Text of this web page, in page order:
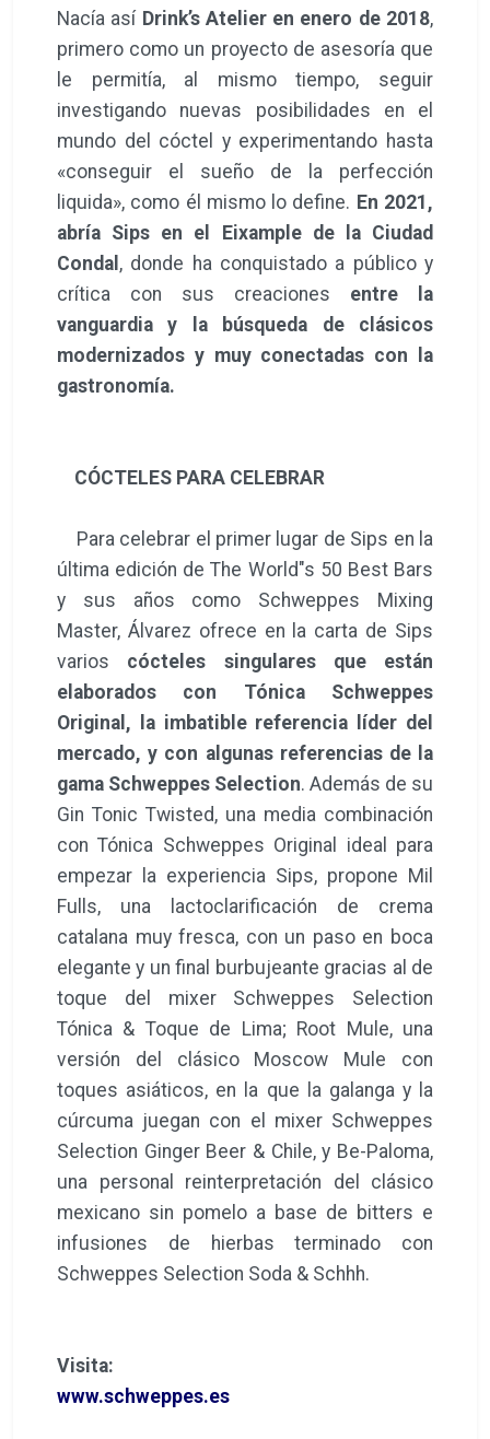
Nacía asíDrink’s Atelier en enero de 2018,
primero como un proyecto de asesoría que
le permitía, al mismo tiempo, seguir
investigando nuevas posibilidades en el
mundo del cóctel y experimentando hasta
«conseguir el sueño de la perfección
liquida», como él mismo lo define. En 2021,
abría Sips en el Eixample de la Ciudad
Condal , donde ha conquistado a público y
crítica con sus creaciones entre la
vanguardia y la búsqueda de clásicos
modernizados y muy conectadas con la
gastronomía.
CÓCTELES PARA CELEBRAR
Para celebrar el primer lugar de Sips en la
última edición de The World"s 50 Best Bars
y sus años como Schweppes Mixing
Master, Álvarez ofrece en la carta de Sips
varios cócteles singulares que están
elaborados con Tónica Schweppes
Original, la imbatible referencia líder del
mercado, y con algunas referencias de la
gama Schweppes Selection. Además de su
Gin Tonic Twisted, una media combinación
con Tónica Schweppes Original ideal para
empezar la experiencia Sips, propone Mil
Fulls, una lactoclarificación de crema
catalana muy fresca, con un paso en boca
elegante y un final burbujeante gracias al de
toque del mixer Schweppes Selection
Tónica & Toque de Lima; Root Mule, una
versión del clásico Moscow Mule con
toques asiáticos, en la que la galanga y la
cúrcuma juegan con el mixer Schweppes
Selection Ginger Beer & Chile, y Be-Paloma,
una personal reinterpretación del clásico
mexicano sin pomelo a base de bitters e
infusiones de hierbas terminado con
Schweppes Selection Soda & Schhh.
Visita:
www.schweppes.es